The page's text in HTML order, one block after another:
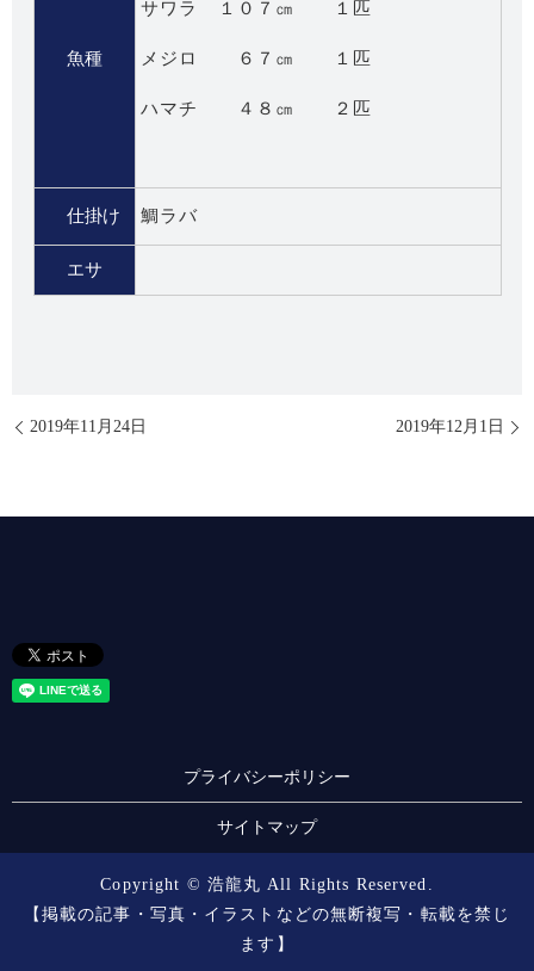
魚種
サワラ １０７㎝ １匹
メジロ ６７㎝ １匹
ハマチ ４８㎝ ２匹
仕掛け 鯛ラバ
エサ
2019年11月24日 2019年12月1日
プライバシーポリシー
サイトマップ
Copyright © 浩龍丸 All Rights Reserved.
【掲載の記事・写真・イラストなどの無断複写・転載を禁じ
ます】